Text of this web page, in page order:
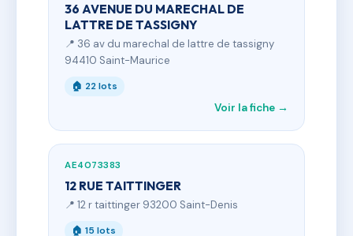
36 AVENUE DU MARECHAL DE
LATTRE DE TASSIGNY
📍 36 av du marechal de lattre de tassigny
94410 Saint-Maurice
🏠 22 lots
Voir la fiche →
AE4073383
12 RUE TAITTINGER
📍 12 r taittinger 93200 Saint-Denis
🏠 15 lots